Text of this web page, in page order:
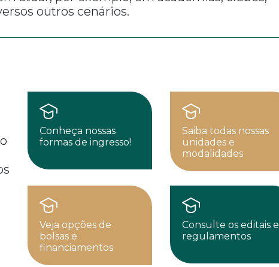
outros cenários.
Conheça nossas
formas de ingresso!
Saiba todas nossas
unidades e
modalidades
Veja opções de
bolsas e
financiamentos
Consulte os editais e
regulamentos